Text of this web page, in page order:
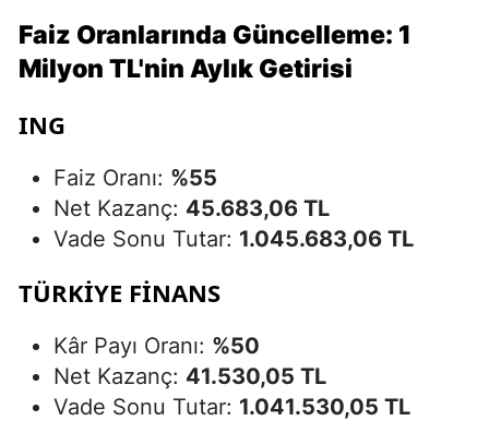
Faiz Oranlarında Güncelleme: 1
Milyon TL'nin Aylık Getirisi
ING
Faiz Oranı: %55
Net Kazanç: 45.683,06 TL
Vade Sonu Tutar: 1.045.683,06 TL
TÜRKİYE FİNANS
Kâr Payı Oranı: %50
Net Kazanç: 41.530,05 TL
Vade Sonu Tutar: 1.041.530,05 TL